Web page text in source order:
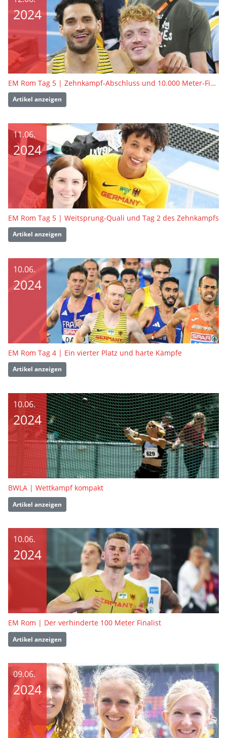
2024
EM Rom Tag 5 | Zehnkampf-Abschluss und 10.000 Meter-Finale
Artikel anzeigen
11.06.
2024
EM Rom Tag 5 | Weitsprung-Quali und Tag 2 des Zehnkampfs
Artikel anzeigen
10.06.
2024
EM Rom Tag 4 | Ein vierter Platz und harte Kämpfe
Artikel anzeigen
10.06.
2024
BWLA | Wettkampf kompakt
Artikel anzeigen
10.06.
2024
EM Rom | Der verhinderte 100 Meter Finalist
Artikel anzeigen
09.06.
2024